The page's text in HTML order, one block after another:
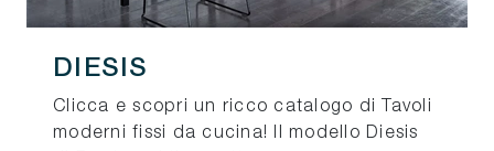
DIESIS
Clicca e scopri un ricco catalogo di Tavoli
moderni fissi da cucina! Il modello Diesis